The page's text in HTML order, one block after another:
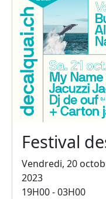
Festival
Vendredi, 20
2023
19H00 - 03H00